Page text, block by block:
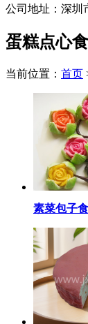
公司地址：深圳
蛋糕点心
当前位置： 首页
素菜包子